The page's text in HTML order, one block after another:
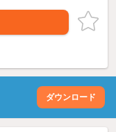
ダウンロード